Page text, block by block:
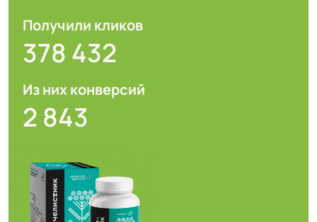
Получили кликов
378 432
Из них конверсий
2 843